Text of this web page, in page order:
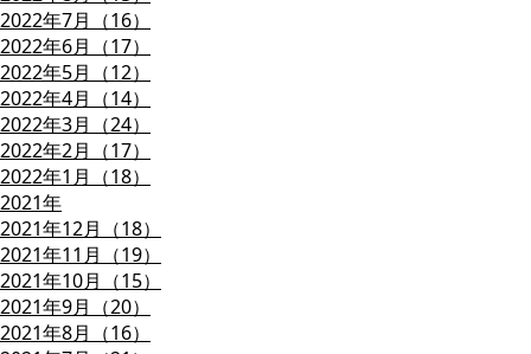
2022年7月（16）
2022年6月（17）
2022年5月（12）
2022年4月（14）
2022年3月（24）
2022年2月（17）
2022年1月（18）
2021年
2021年12月（18）
2021年11月（19）
2021年10月（15）
2021年9月（20）
2021年8月（16）